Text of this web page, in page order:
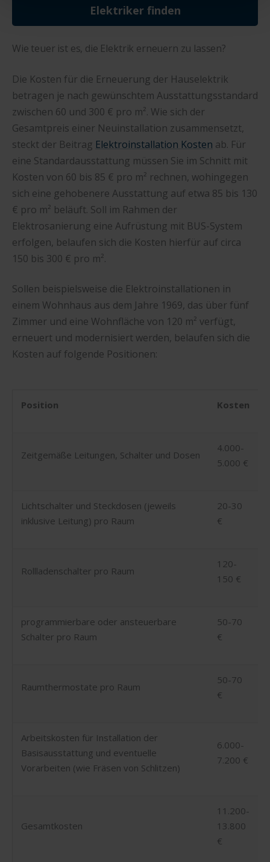
die Nutzung aller Cookies ein – und schon gehts weiter.
Elektriker finden
Wie teuer ist es, die Elektrik erneuern zu lassen?
Die Kosten für die Erneuerung der Hauselektrik
betragen je nach gewünschtem Ausstattungsstandard
zwischen 60 und 300 € pro m². Wie sich der
Gesamtpreis einer Neuinstallation zusammensetzt,
steckt der Beitrag Elektroinstallation Kosten ab. Für
eine Standardausstattung müssen Sie im Schnitt mit
Kosten von 60 bis 85 € pro m² rechnen, wohingegen
sich eine gehobenere Ausstattung auf etwa 85 bis 130
€ pro m² beläuft. Soll im Rahmen der
Elektrosanierung eine Aufrüstung mit BUS-System
erfolgen, belaufen sich die Kosten hierfür auf circa
150 bis 300 € pro m².
Sollen beispielsweise die Elektroinstallationen in
einem Wohnhaus aus dem Jahre 1969, das über fünf
Zimmer und eine Wohnfläche von 120 m² verfügt,
erneuert und modernisiert werden, belaufen sich die
Kosten auf folgende Positionen:
Position Kosten
Zeitgemäße Leitungen, Schalter und Dosen
4.000-
5.000 €
Lichtschalter und Steckdosen (jeweils
inklusive Leitung) pro Raum
20-30
€
Rollladenschalter pro Raum
120-
150 €
programmierbare oder ansteuerbare
Schalter pro Raum
50-70
€
Raumthermostate pro Raum
50-70
€
Arbeitskosten für Installation der
Basisausstattung und eventuelle
Vorarbeiten (wie Fräsen von Schlitzen)
6.000-
7.200 €
Gesamtkosten
11.200-
13.800
€